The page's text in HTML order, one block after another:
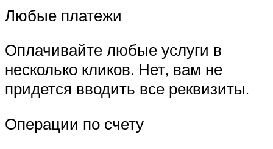
Любые платежи
Оплачивайте любые услуги в
несколько кликов. Нет, вам не
придется вводить все реквизиты.
Операции по счету